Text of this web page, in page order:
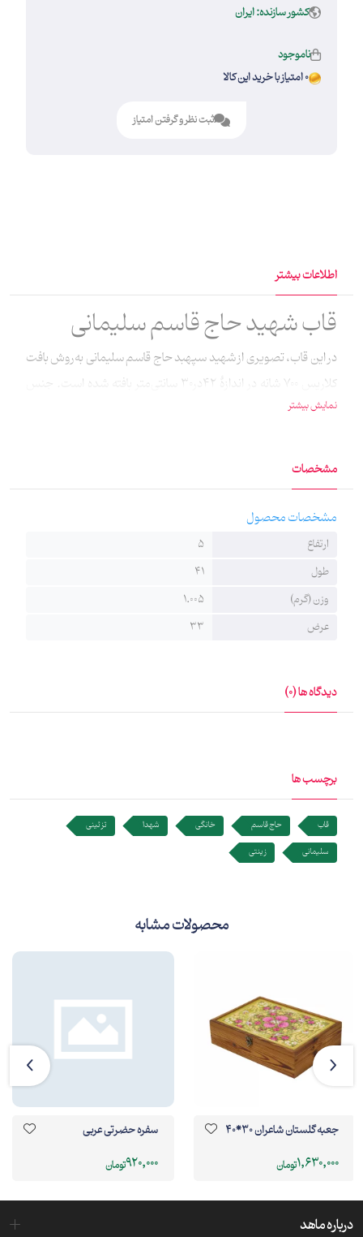
کشور سازنده: ایران
ناموجود
0 امتیاز با خرید این کالا
ثبت نظر و گرفتن امتیاز
اطلاعات بیشتر
قاب شهید حاج قاسم سلیمانی
در این قاب، تصویری از شهید سپهبد حاج قاسم سلیمانی به‌روش بافت
کلاریس 700 شانه در اندازۀ 42در30 سانتی‌متر بافته شده است. جنس
قاب این تابلوفرش پی‌وی‌سی است.
نمایش بیشتر
مشخصات
مشخصات محصول
ارتفاع
5
طول
41
وزن (گرم)
1.005
عرض
33
دیدگاه ها (0)
برچسب ها
قاب حاج قاسم خانگی شهدا
تزئینی
سلیمانی
زینتی
محصولات مشابه
جعبه گلستان شاعران 30*40
1,630,000تومان
سفره حضرتی عربی
920,000تومان
درباره ماهد